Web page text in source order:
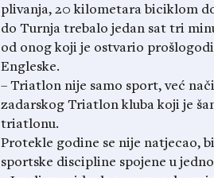
plivanja, 20 kilometara biciklom
do Turnja trebalo jedan sat tri
od onog koji je ostvario
Engleske.
– Triatlon nije samo sport, već
zadarskog Triatlon kluba koji je
triatlonu.
Protekle godine se nije natjecao,
sportske discipline spojene u